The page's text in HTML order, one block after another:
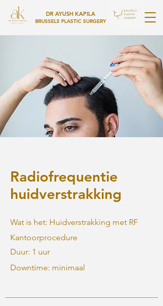
DR AYUSH KAPILA
BRUSSELS PLASTIC SURGERY
Radiofrequentie
huidverstrakking
Wat is het: Huidverstrakking met RF
Kantoorprocedure
Duur: 1 uur
Downtime: minimaal